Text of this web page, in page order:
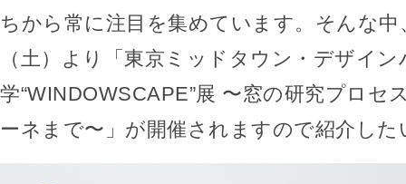
ちから常に注目を集めています。そんな中
（土）より「東京ミッドタウン・デザイ
学“WINDOWSCAPE”展 〜窓の研究プロセ
ーネまで〜」が開催されますので紹介し